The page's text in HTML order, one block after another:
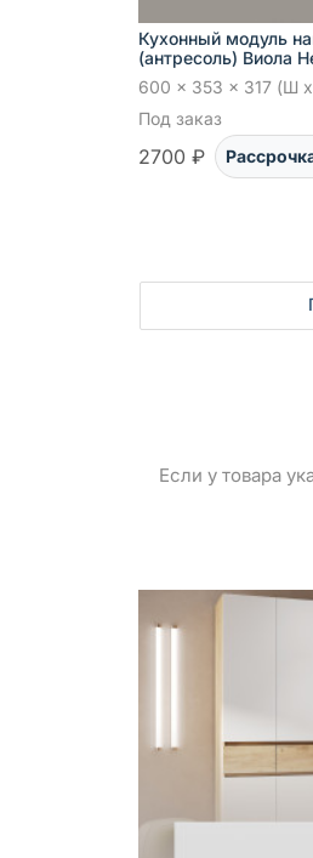
Кухонный модуль
(антресоль) Виола
600 x 353 x 317 (Ш
Под заказ
2700 ₽
Если у товара